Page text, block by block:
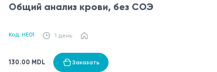
Общий анализ крови, без СОЭ
Код: HE01 1 день
130.00 MDL Заказать